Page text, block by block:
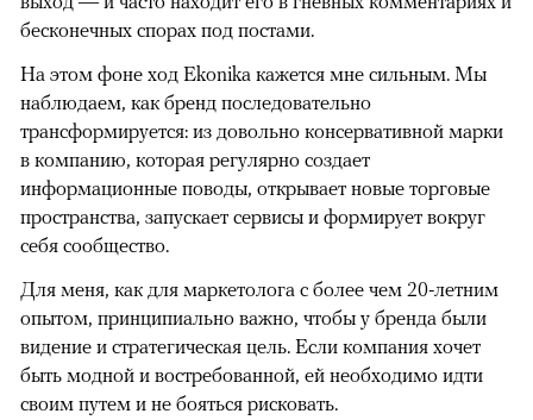
бесконечных спорах под постами.
На этом фоне ход Ekonika кажется мне сильным. Мы
наблюдаем, как бренд последовательно
трансформируется: из довольно консервативной марки
в компанию, которая регулярно создает
информационные поводы, открывает новые торговые
пространства, запускает сервисы и формирует вокруг
себя сообщество.
Для меня, как для маркетолога с более чем 20-летним
опытом, принципиально важно, чтобы у бренда были
видение и стратегическая цель. Если компания хочет
быть модной и востребованной, ей необходимо идти
своим путем и не бояться рисковать.